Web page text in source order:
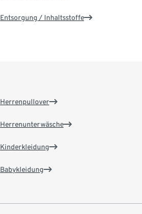
Entsorgung / Inhaltsstoffe
Herrenpullover
Herrenunterwäsche
Kinderkleidung
Babykleidung